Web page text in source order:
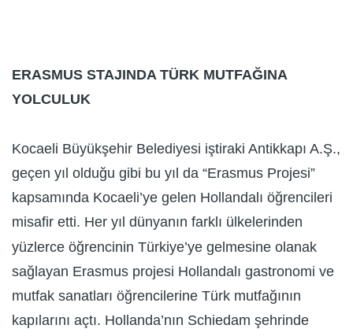
ERASMUS STAJINDA TÜRK MUTFAĞINA
YOLCULUK
Kocaeli Büyükşehir Belediyesi iştiraki Antikkapı A.Ş.,
geçen yıl olduğu gibi bu yıl da “Erasmus Projesi”
kapsamında Kocaeli’ye gelen Hollandalı öğrencileri
misafir etti. Her yıl dünyanın farklı ülkelerinden
yüzlerce öğrencinin Türkiye’ye gelmesine olanak
sağlayan Erasmus projesi Hollandalı gastronomi ve
mutfak sanatları öğrencilerine Türk mutfağının
kapılarını açtı. Hollanda’nın Schiedam şehrinde